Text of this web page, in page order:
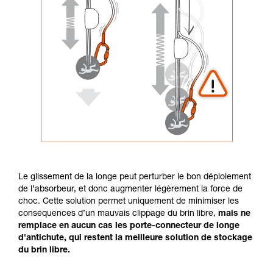
Le glissement de la longe peut perturber le bon déploiement
de l’absorbeur, et donc augmenter légèrement la force de
choc. Cette solution permet uniquement de minimiser les
conséquences d’un mauvais clippage du brin libre, mais ne
remplace en aucun cas les porte-connecteur de longe
d'antichute, qui restent la meilleure solution de stockage
du brin libre.